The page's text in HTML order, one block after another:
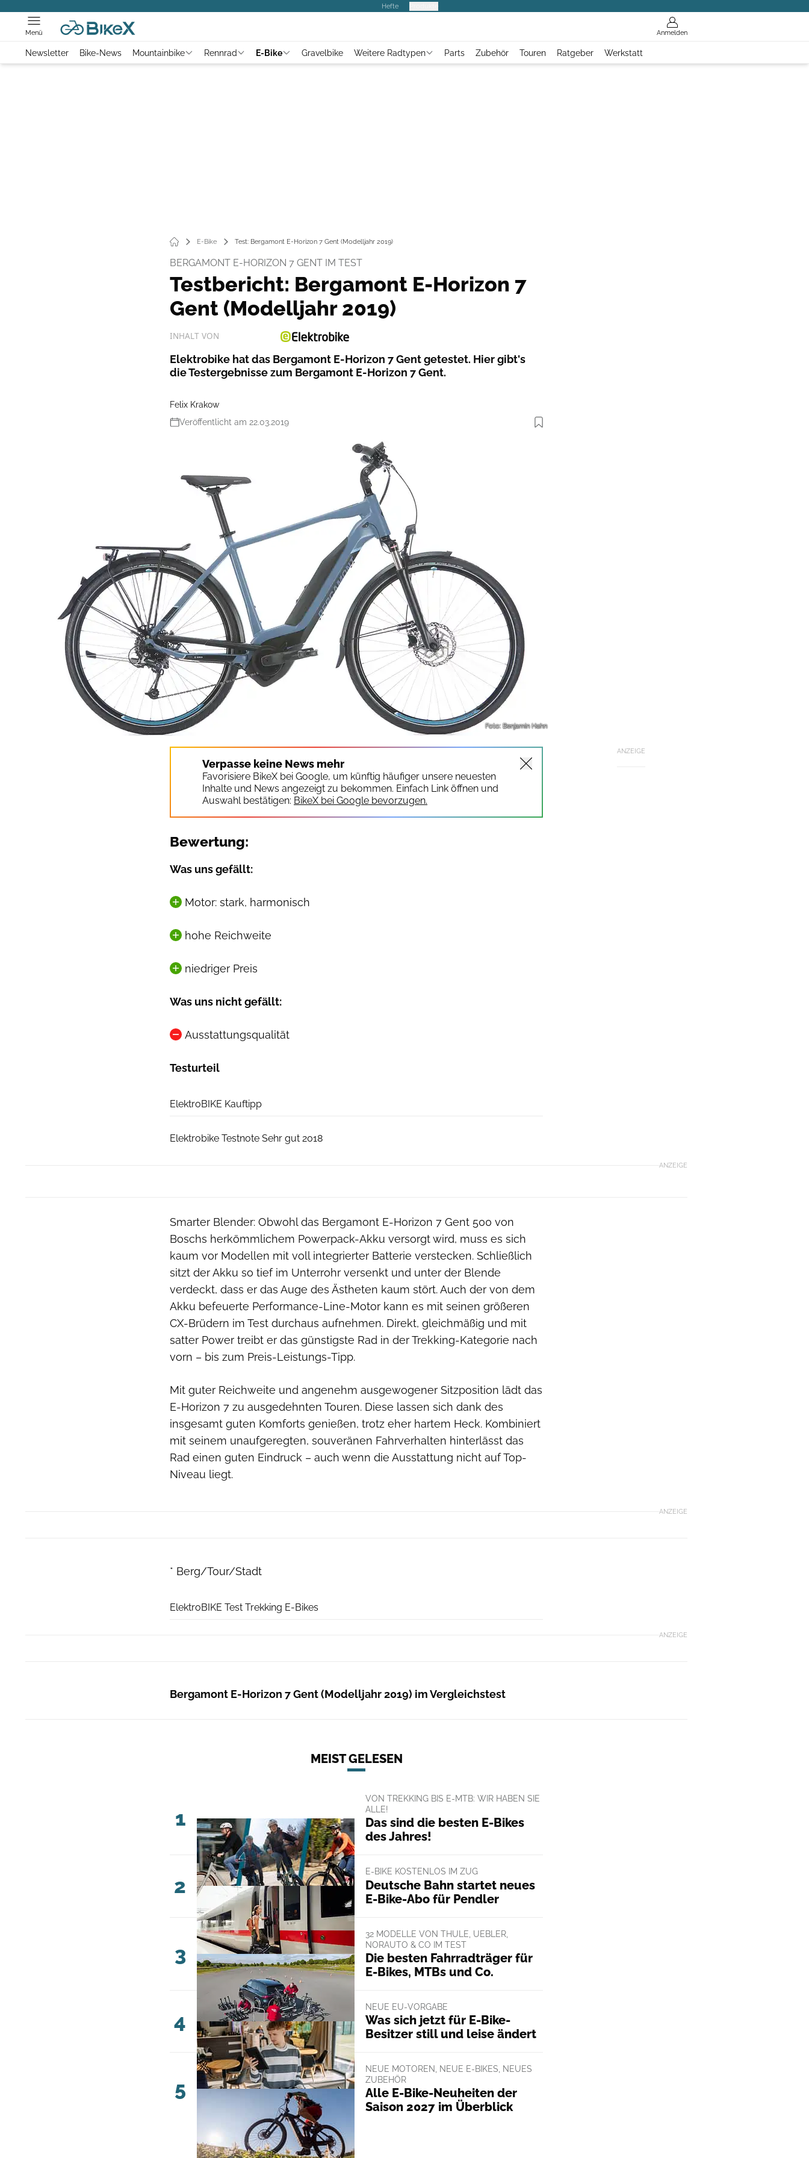
Hefte
Anmelden
Menü
Newsletter Bike-News Mountainbike Rennrad E-Bike Gravelbike Weitere Radtypen Parts Zubehör Touren Ratgeber Werkstatt
E-Bike Test: Bergamont E-Horizon 7 Gent (Modelljahr 2019)
BERGAMONT E-HORIZON 7 GENT IM TEST
Testbericht: Bergamont E-Horizon 7
Gent (Modelljahr 2019)
INHALT VON
Elektrobike hat das Bergamont E-Horizon 7 Gent getestet. Hier gibt's
die Testergebnisse zum Bergamont E-Horizon 7 Gent.
Felix Krakow
Veröffentlicht am 22.03.2019
Foto: Benjamin Hahn
ANZEIGE
Verpasse keine News mehr
Favorisiere BikeX bei Google, um künftig häufiger unsere neuesten
Inhalte und News angezeigt zu bekommen. Einfach Link öffnen und
Auswahl bestätigen: BikeX bei Google bevorzugen.
Bewertung:
Was uns gefällt:
Motor: stark, harmonisch
hohe Reichweite
niedriger Preis
Was uns nicht gefällt:
Ausstattungsqualität
Testurteil
ElektroBIKE Kauftipp
Elektrobike Testnote Sehr gut 2018
ANZEIGE
Smarter Blender: Obwohl das Bergamont E-Horizon 7 Gent 500 von
Boschs herkömmlichem Powerpack-Akku versorgt wird, muss es sich
kaum vor Modellen mit voll integrierter Batterie verstecken. Schließlich
sitzt der Akku so tief im Unterrohr versenkt und unter der Blende
verdeckt, dass er das Auge des Ästheten kaum stört. Auch der von dem
Akku befeuerte Performance-Line-Motor kann es mit seinen größeren
CX-Brüdern im Test durchaus aufnehmen. Direkt, gleichmäßig und mit
satter Power treibt er das günstigste Rad in der Trekking-Kategorie nach
vorn – bis zum Preis-Leistungs-Tipp.
Mit guter Reichweite und angenehm ausgewogener Sitzposition lädt das
E-Horizon 7 zu ausgedehnten Touren. Diese lassen sich dank des
insgesamt guten Komforts genießen, trotz eher hartem Heck. Kombiniert
mit seinem unaufgeregten, souveränen Fahrverhalten hinterlässt das
Rad einen guten Eindruck – auch wenn die Ausstattung nicht auf Top-
Niveau liegt.
ANZEIGE
* Berg/Tour/Stadt
ElektroBIKE Test Trekking E-Bikes
ANZEIGE
Bergamont E-Horizon 7 Gent (Modelljahr 2019) im Vergleichstest
MEIST GELESEN
1
VON TREKKING BIS E-MTB: WIR HABEN SIE
ALLE!
Das sind die besten E-Bikes
des Jahres!
2
E-BIKE KOSTENLOS IM ZUG
Deutsche Bahn startet neues
E-Bike-Abo für Pendler
3
32 MODELLE VON THULE, UEBLER,
NORAUTO & CO IM TEST
Die besten Fahrradträger für
E-Bikes, MTBs und Co.
4
NEUE EU-VORGABE
Was sich jetzt für E-Bike-
Besitzer still und leise ändert
5
NEUE MOTOREN, NEUE E-BIKES, NEUES
ZUBEHÖR
Alle E-Bike-Neuheiten der
Saison 2027 im Überblick